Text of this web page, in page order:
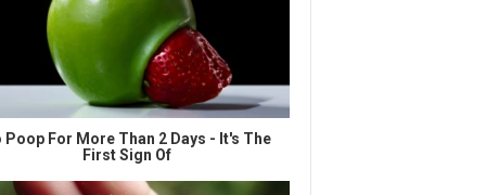
Poop For More Than 2 Days - It's The
First Sign Of